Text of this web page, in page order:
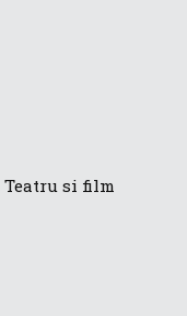
Teatru si film